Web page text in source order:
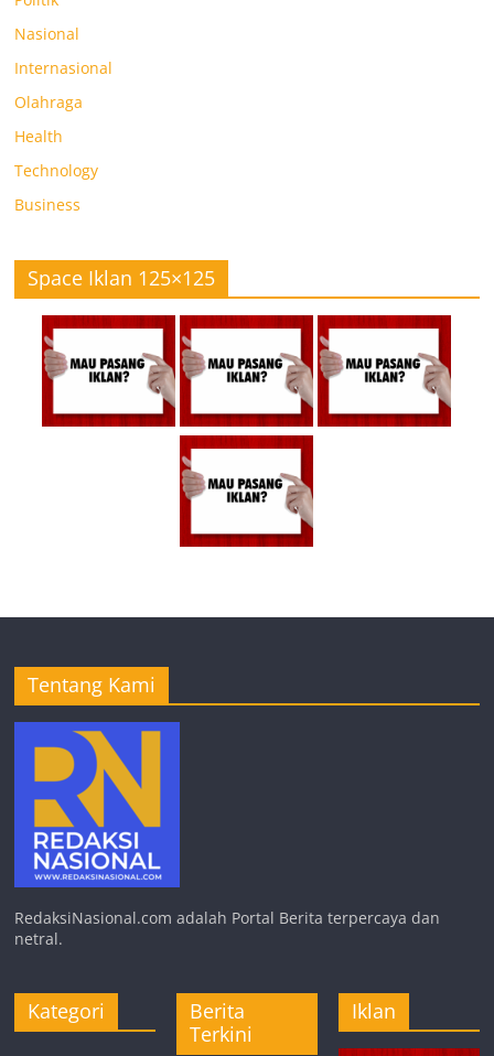
Nasional
Internasional
Olahraga
Health
Technology
Business
Space Iklan 125×125
Tentang Kami
RedaksiNasional.com adalah Portal Berita terpercaya dan
netral.
Kategori
Berita
Terkini
Iklan